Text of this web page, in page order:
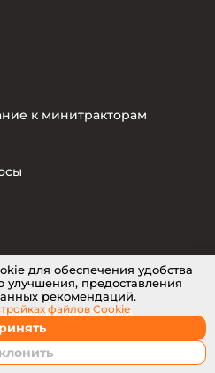
к минитракторам
для обеспечения удобства
улучшения, предоставления
рекомендаций.
файлов Cookie